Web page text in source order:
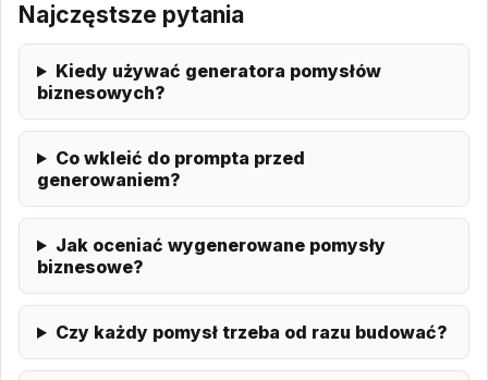
Najczęstsze pytania
Kiedy używać generatora pomysłów
biznesowych?
Co wkleić do prompta przed
generowaniem?
Jak oceniać wygenerowane pomysły
biznesowe?
Czy każdy pomysł trzeba od razu budować?